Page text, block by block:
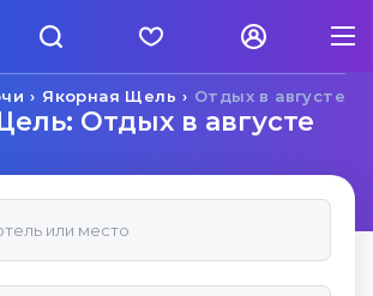
Отдых в августе
Якорная Щель
Отдых в августе